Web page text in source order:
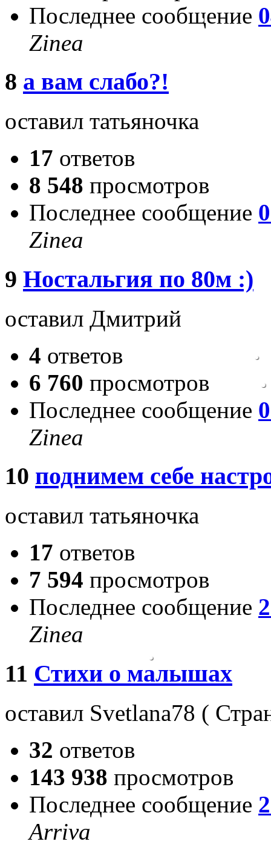
Последнее сообщение
Zinea
8 а вам слабо?!
оставил татьяночка
17 ответов
8 548 просмотров
Последнее сообщение
Zinea
9 Ностальгия по 80м :)
оставил Дмитрий
4 ответов
6 760 просмотров
Последнее сообщение
Zinea
10 поднимем себе
оставил татьяночка
17 ответов
7 594 просмотров
Последнее сообщение
Zinea
11 Стихи о малышах
оставил Svetlana78 (
32 ответов
143 938 просмотров
Последнее сообщение
Arriva